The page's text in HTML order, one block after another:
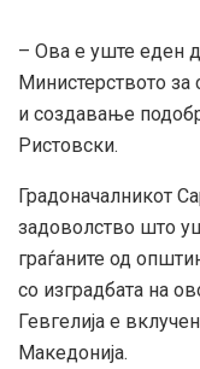
– Ова е уште еден
Министерството за
и создавање
Ристовски.
Градоначалникот
задоволство што
граѓаните од
со изградбата на
Гевгелија е
Македонија.